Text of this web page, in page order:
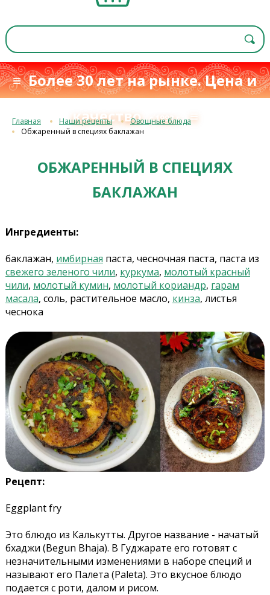
≡ Более 30 лет на рынке. Цена и
качествос 1993 г.≡
Главная Наши рецепты
Овощные блюда
Обжаренный в специях баклажан
ОБЖАРЕННЫЙ В СПЕЦИЯХ
БАКЛАЖАН
Ингредиенты:
баклажан, имбирная паста, чесночная паста, паста из
свежего зеленого чили, куркума, молотый красный
чили, молотый кумин, молотый кориандр, гарам
масала, соль, растительное масло, кинза, листья
чеснока
Рецепт:
Eggplant fry
Это блюдо из Калькутты. Другое название - начатый
бхаджи (Begun Bhaja). В Гуджарате его готовят с
незначительными изменениями в наборе специй и
называют его Палета (Paleta). Это вкусное блюдо
подается с роти, далом и рисом.